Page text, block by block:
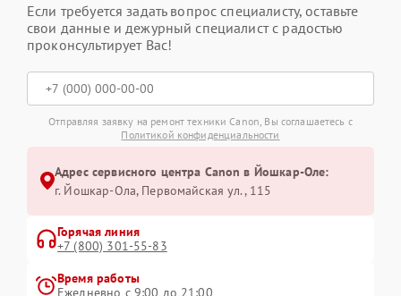
Если требуется задать вопрос специалисту, оставьте
свои данные и дежурный специалист с радостью
проконсультирует Вас!
Отправляя заявку на ремонт техники Canon, Вы соглашаетесь с
Политикой конфиденциальности
Адрес сервисного центра Canon в Йошкар-Оле:
г. Йошкар-Ола, Первомайская ул., 115
Горячая линия
+7 (800) 301-55-83
Время работы
Ежедневно с 9:00 до 21:00